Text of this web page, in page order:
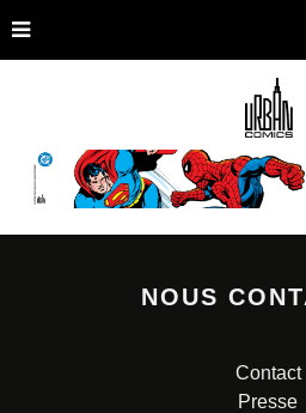
NOUS
Contact
Presse